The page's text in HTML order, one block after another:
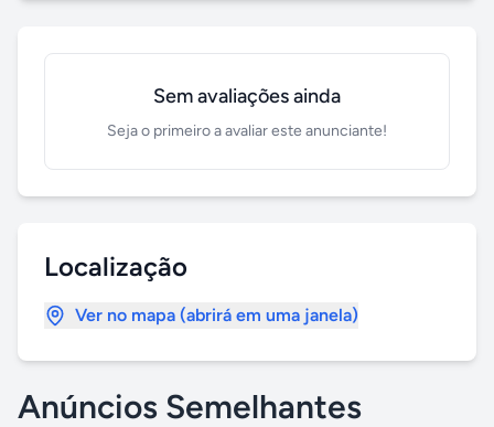
Sem avaliações ainda
Seja o primeiro a avaliar este anunciante!
Localização
Ver no mapa (abrirá em uma janela)
Anúncios Semelhantes